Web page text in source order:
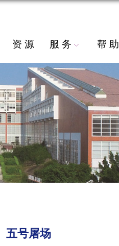
资 源 服 务 帮 助
五号屠场